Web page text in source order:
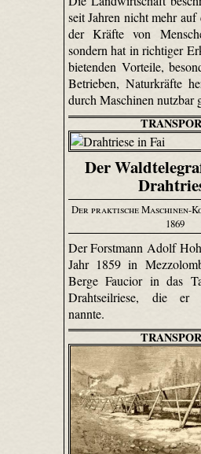
seit Jahren nicht mehr
der Kräfte von
sondern hat in richtiger
bietenden Vorteile,
Betrieben, Naturkräfte
durch Maschinen nutzbar
Der
Der praktische Maschinen-
1869
Der Forstmann Adolf
Jahr 1859 in
Berge Faucior in das
Drahtseilriese, die er
nannte.